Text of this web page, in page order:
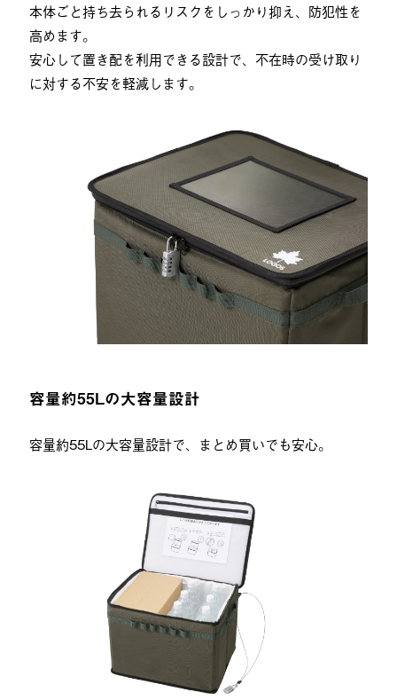
本体ごと持ち去られるリスクをしっかり抑え、防犯性を
高めます。
安心して置き配を利用できる設計で、不在時の受け取り
に対する不安を軽減します。
容量約55Lの大容量設計
容量約55Lの大容量設計で、まとめ買いでも安心。